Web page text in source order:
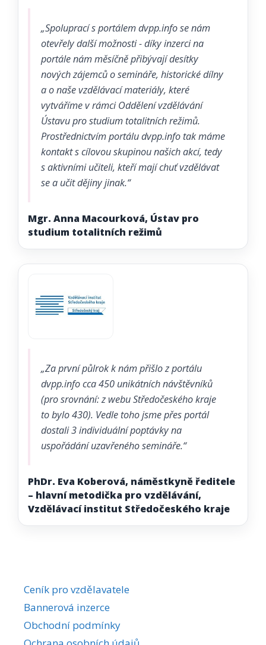
„Spoluprací s portálem dvpp.info se nám
otevřely další možnosti - díky inzerci na
portále nám měsíčně přibývají desítky
nových zájemců o semináře, historické dílny
a o naše vzdělávací materiály, které
vytváříme v rámci Oddělení vzdělávání
Ústavu pro studium totalitních režimů.
Prostřednictvím portálu dvpp.info tak máme
kontakt s cílovou skupinou našich akcí, tedy
s aktivními učiteli, kteří mají chuť vzdělávat
se a učit dějiny jinak.“
Mgr. Anna Macourková, Ústav pro
studium totalitních režimů
„Za první půlrok k nám přišlo z portálu
dvpp.info cca 450 unikátních návštěvníků
(pro srovnání: z webu Středočeského kraje
to bylo 430). Vedle toho jsme přes portál
dostali 3 individuální poptávky na
uspořádání uzavřeného semináře.“
PhDr. Eva Koberová, náměstkyně ředitele
– hlavní metodička pro vzdělávání,
Vzdělávací institut Středočeského kraje
Ceník pro vzdělavatele
Bannerová inzerce
Obchodní podmínky